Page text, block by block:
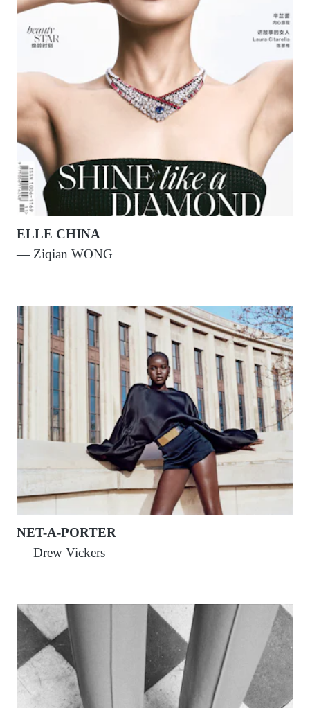
ELLE CHINA
— Ziqian WONG
NET-A-PORTER
— Drew Vickers